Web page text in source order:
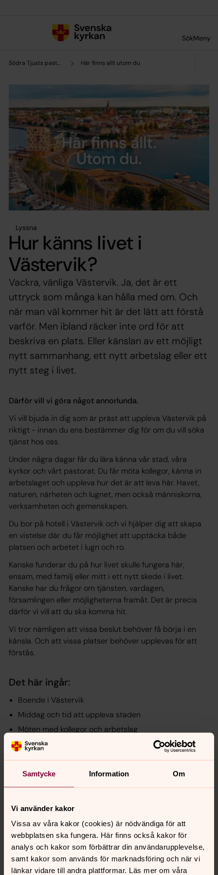
Samtycke Information Om
Vi använder kakor
Vissa av våra kakor (cookies) är nödvändiga för att
webbplatsen ska fungera. Här finns också kakor för
analys och kakor som förbättrar din användarupplevelse,
samt kakor som används för marknadsföring och när vi
länkar vidare till andra plattformar. Läs mer om våra
SökMeny
Södra Tjusts pastorat Här finns allt utom du
Lyssna
Hur känns livet i
Västervik?
Vackra, vänliga Västervik. Ja, det är ett
uttryck som många kan hålla med om. Och
när man väl kommer hit är det lätt att förstå
varför. Men ibland räcker inte ord för att
beskriva en plats. Eller känslan av ett möjligt
nytt sammanhang, ett nytt arbetslag eller ett
nytt steg i livet.
Därför vill vi göra något annorlunda.
Vi vill bjuda in dig som är präst att uppleva Västervik på
riktigt - innan du ens bestämmer dig för om du vill söka
tjänst hos oss.
Under några dagar får du lära känna vår stad, våra
kyrkor och vårt pastorat. Du får möta kollegor, känna in
arbetslaget och uppleva hur det är att leva här. Havet,
naturen, närheten och lugnet, men också människorna,
verksamheten och gemenskapen.
Du bor på hotell i Västervik och vi hjälper dig att skapa
en vistelse där du får möjlighet att upptäcka både
platsen och arbetet i lugn och ro.
Kanske funderar du på hur livet skulle fungera här,
ensam, med familj eller mitt i ett nytt skede i livet.
Kanske har du frågor om tjänsten, vardagen,
församlingen eller möjligheterna framåt. Det är precis
därför vi vill att du ska komma hit.
Vi tror nämligen att vissa beslut behöver få börja i en
känsla. Och att vissa platser behöver upplevas för att
förstås.
Det här ingår:
Boende i Västervik
Middag och tid att uppleva staden
Möten med kollegor och arbetslag
Besök i våra kyrkor och verksamheter
Tid för egna frågor och funderingar
Vi söker flera präster till Södra Tjust pastorat, Västerviks
och uppleva livet här tillsammans med oss.
Välkommen till Västervik. Här finns allt. Utom du.
Låter det här som något du vill prova, kontakta mig,
Anna-Carin Gabelic, kyrkoherde. Hör av dig om du vill
veta mer!